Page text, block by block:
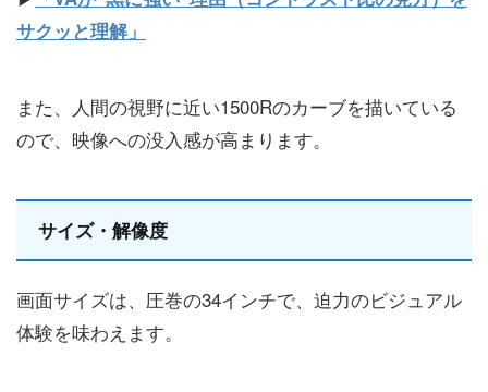
サクッと理解」
また、人間の視野に近い1500Rのカーブを描いている
ので、映像への没入感が高まります。
サイズ・解像度
画面サイズは、圧巻の34インチで、迫力のビジュアル
体験を味わえます。